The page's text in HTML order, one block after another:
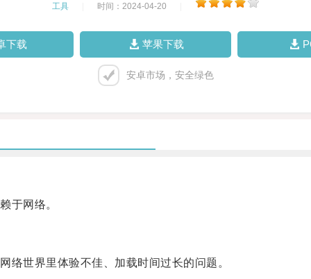
工具 时间：2024-04-20
下载 苹果下载
安卓市场，安全绿色
于网络。
世界里体验不佳、加载时间过长的问题。